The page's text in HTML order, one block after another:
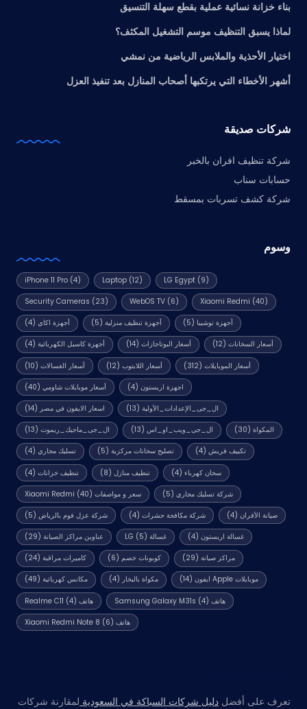
بناء خزانة نسائية عملية بقطع سهلة التنسيق
لماذا يسبق التنظيف موسم التشغيل المكثف؟
اختيار الأحذية والملابس الرياضية من نمشي
أشهر الأخطاء التي يرتكبها أصحاب المنازل بعد تنفيذ العزل
شركات صديقة
شركة تنظيف افران بالخبر
حسابات سناب
شركة كشف تسربات بمسقط
وسوم
iPhone 11 Pro (4) Laptop(12) LG Egypt(9)
Security Cameras (23) WebOS TV(6) Xiaomi Redmi (40)
أجهزة اكاي(4) أجهزة تنظيف منزلية (5) أجهزة توشيبا (5)
أجهزة كاسيل الكهربائية(4) أسعار البوتاجازات (14) أسعار السخانات (12)
أسعار الغسالات(10) أسعار اللابتوب (12) أسعار الموبايلات (312)
أسعار موبايلات شاومي(40) اجهزة اريستون (4)
اسعار الايفون في مصر (14) ال_جى_الإعدادات_الأولية (13)
ال_جى_ماجيك_ريموت(13) ال_جى_ويب_او_اس (13) المكواة (30)
تسليك مجاري(4) تصليح سخانات مركزية (5) تكييف فريش (4)
تنظيف خزانات(4) تنظيف منازل (8) سخان كهرباء (4)
سعر و مواصفات Xiaomi Redmi (40) شركة تسليك مجاري (5)
شركة عزل فوم بالرياض(5) شركة مكافحة حشرات (4) صيانة الأفران (4)
عناوين مراكز الصيانة(29) غسالة LG (5) غسالة اريستون (4)
كاميرات مراقبة(24) كوبونات خصم (6) مراكز صيانة (29)
مكانس كهربائية(49) مكواة بالبخار (4) موبايلات Apple ايفون (14)
هاتف Realme C11 (4) هاتف Samsung Galaxy M31s (4)
هاتف Xiaomi Redmi Note 8 (6)
تعرف على أفضل دليل شركات السباكة في السعودية لمقارنة شركات